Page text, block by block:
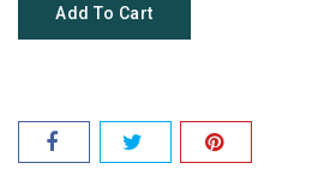
Add To Cart